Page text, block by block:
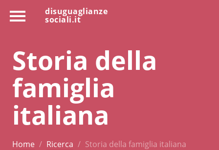
disuguaglianze
sociali.it
Storia della
famiglia
italiana
Home Ricerca Storia della famiglia italiana